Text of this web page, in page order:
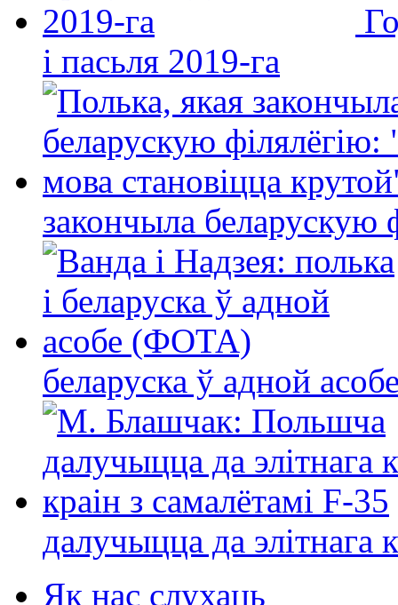
і пасьля 2019-га
закончыла беларускую
беларуска ў адной
далучыцца да элітнага
Як нас слухаць